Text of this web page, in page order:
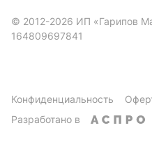
© 2012-2026 ИП «Гарипов
164809697841
Конфиденциальность
Разработано в